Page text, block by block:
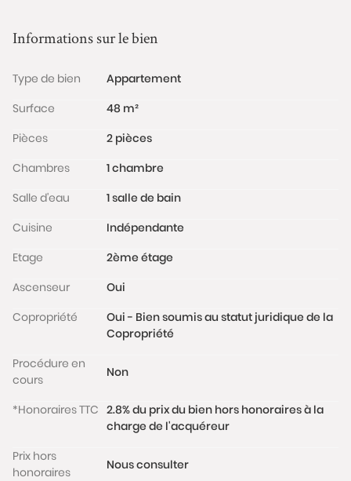
une terrasse de 8 m² sans vis-à-vis direct, d'une
bénéficie d'une très bonne luminosité.
Parking sous terrain directement accessible depuis
Charges de copropriété: 175 € / mois chauffage et
eau chaude inclus.
Les informations sur les risques auxquels ce bien est
exposé sont disponibles sur le site
Informations sur le bien
Type de bien
Appartement
Surface
48 m²
Pièces
2 pièces
Chambres
1 chambre
Salle d'eau
1 salle de bain
Cuisine
Indépendante
Etage
2ème étage
Ascenseur
Oui
Copropriété
Oui - Bien soumis au statut juridique de la
Copropriété
Procédure en
cours
Non
*Honoraires TTC 2.8% du prix du bien hors honoraires à la
charge de l'acquéreur
Prix hors
honoraires
Nous consulter